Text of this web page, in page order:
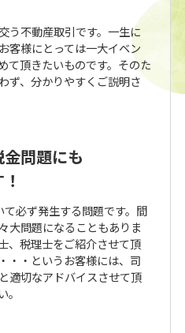
う不動産取引です。一生に
客様にとっては一大イベン
て頂きたいものです。そのた
ず、分かりやすくご説明さ
問題にも
必ず発生する問題です。間
大問題になることもありま
、税理士をご紹介させて頂
・・というお客様には、司
適切なアドバイスさせて頂